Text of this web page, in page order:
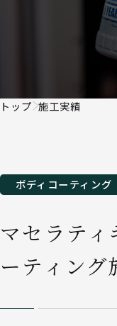
トップ 施工実績
ボディコーティング
マセラティ
ーティング